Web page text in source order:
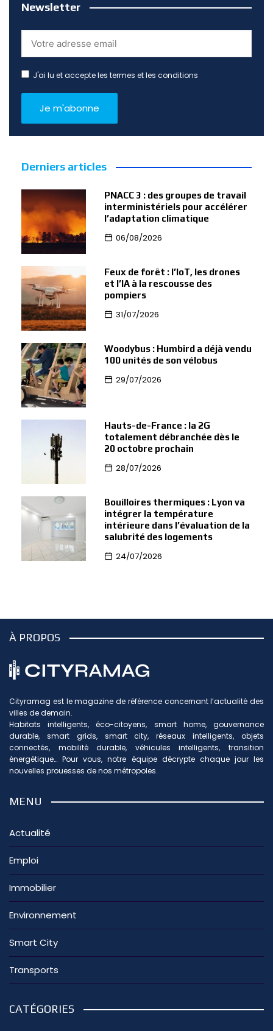
Newsletter
J'ai lu et accepte les termes et les conditions
Derniers articles
PNACC 3 : des groupes de travail
interministériels pour accélérer
l’adaptation climatique
06/08/2026
Feux de forêt : l’IoT, les drones
et l’IA à la rescousse des
pompiers
31/07/2026
Woodybus : Humbird a déjà vendu
100 unités de son vélobus
29/07/2026
Hauts-de-France : la 2G
totalement débranchée dès le
20 octobre prochain
28/07/2026
Bouilloires thermiques : Lyon va
intégrer la température
intérieure dans l’évaluation de la
salubrité des logements
24/07/2026
À PROPOS
Cityramag est le magazine de référence concernant l’actualité des
villes de demain.
Habitats intelligents, éco-citoyens, smart home, gouvernance
durable, smart grids, smart city, réseaux intelligents, objets
connectés, mobilité durable, véhicules intelligents, transition
énergétique… Pour vous, notre équipe décrypte chaque jour les
nouvelles prouesses de nos métropoles.
MENU
Actualité
Emploi
Immobilier
Environnement
Smart City
Transports
CATÉGORIES